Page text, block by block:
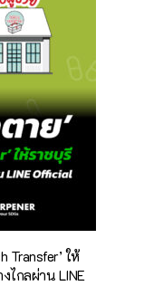
Transfer’ ให้
ไกลผ่าน LINE